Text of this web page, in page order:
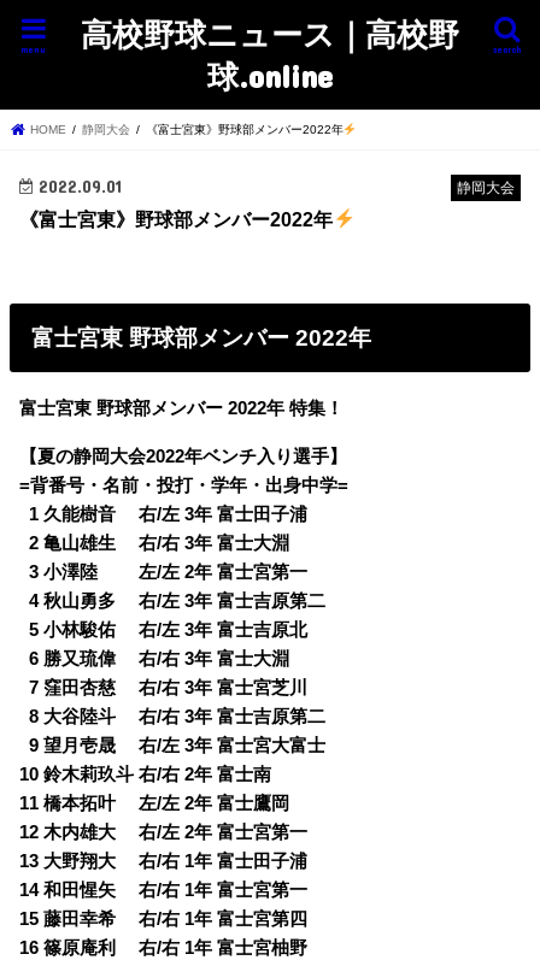
高校野球ニュース｜高校野
球.online
search
menu
HOME 静岡大会 《富士宮東》野球部メンバー2022年
静岡大会
2022.09.01
《富士宮東》野球部メンバー2022年
富士宮東 野球部メンバー 2022年
富士宮東 野球部メンバー 2022年 特集！
【夏の静岡大会2022年ベンチ入り選手】
=背番号・名前・投打・学年・出身中学=
1 久能樹音 右/左 3年 富士田子浦
02 亀山雄生 右/右 3年 富士大淵
03 小澤陸 左/左 2年 富士宮第一
04 秋山勇多 右/左 3年 富士吉原第二
05 小林駿佑 右/左 3年 富士吉原北
06 勝又琉偉 右/右 3年 富士大淵
07 窪田杏慈 右/右 3年 富士宮芝川
08 大谷陸斗 右/右 3年 富士吉原第二
09 望月壱晟 右/左 3年 富士宮大富士
10 鈴木莉玖斗 右/右 2年 富士南
11 橋本拓叶 左/左 2年 富士鷹岡
12 木内雄大 右/左 2年 富士宮第一
13 大野翔大 右/右 1年 富士田子浦
14 和田惺矢 右/右 1年 富士宮第一
15 藤田幸希 右/右 1年 富士宮第四
16 篠原庵利 右/右 1年 富士宮柚野